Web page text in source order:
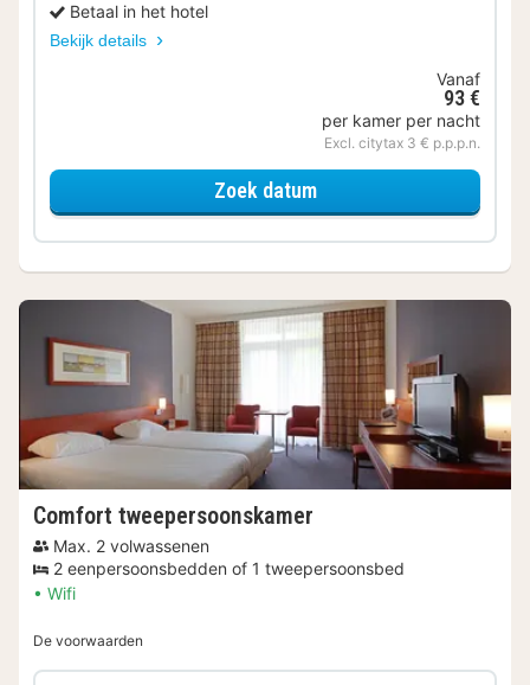
Betaal in het hotel
Bekijk details
Vanaf
93 €
per kamer per nacht
Excl. citytax 3 € p.p.p.n.
Zoek datumvoor Kleine
Comfort tweepersoonskamer
Max. 2 volwassenen
2 eenpersoonsbedden of 1 tweepersoonsbed
Wifi
De voorwaarden